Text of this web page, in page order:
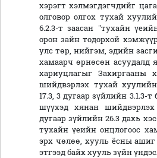
хэрэгт хэлмэгдэгчдийг
олговор олгох тухай
6.2.3-т заасан "тухайн
орон зайн тодорхой
улс төр, нийгэм, эдийн
хамаарч өрнөсөн асуудалд
хариуцлагыг Захиргааны
шийдвэрлэх тухай
17.3, 3 дугаар зүйлийн 3.1.3-
шүүхэд хянан
дугаар зүйлийн 26.3 дахь
тухайн үеийн онцлогоос
эрх чөлөө, хууль ёсны
этгээд байх хууль зүйн